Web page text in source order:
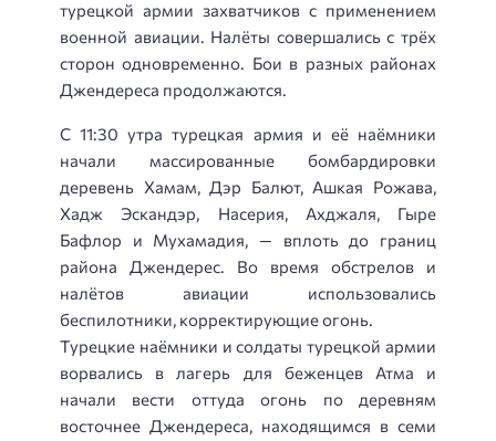
турецкой армии захватчиков с применением
военной авиации. Налёты совершались с трёх
сторон одновременно. Бои в разных районах
Джендереса продолжаются.
С 11:30 утра турецкая армия и её наёмники
начали массированные бомбардировки
деревень Хамам, Дэр Балют, Ашкая Рожава,
Хадж Эскандэр, Насерия, Ахджаля, Гыре
Бафлор и Мухамадия, — вплоть до границ
района Джендерес. Во время обстрелов и
налётов авиации использовались
беспилотники, корректирующие огонь.
Турецкие наёмники и солдаты турецкой армии
ворвались в лагерь для беженцев Атма и
начали вести оттуда огонь по деревням
восточнее Джендереса, находящимся в семи